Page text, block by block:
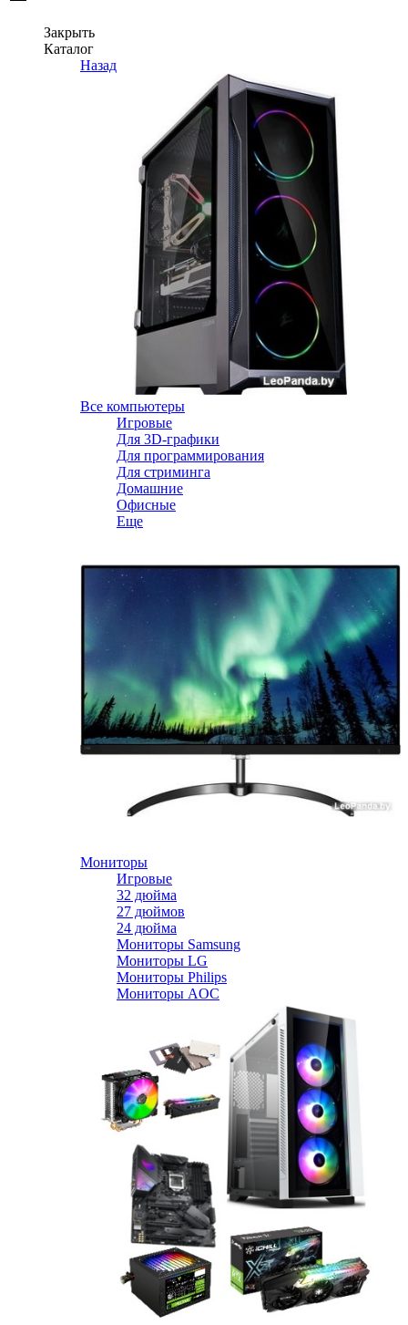
Закрыть
Каталог
Назад
Все компьютеры
Игровые
Для 3D-графики
Для программирования
Для стриминга
Домашние
Офисные
Еще
Мониторы
Игровые
32 дюйма
27 дюймов
24 дюйма
Мониторы Samsung
Мониторы LG
Мониторы Philips
Мониторы AOC